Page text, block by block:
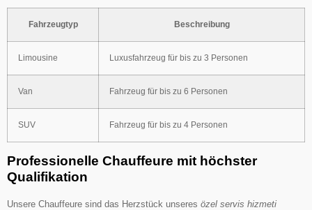
Fahrzeugtyp Beschreibung
Limousine Luxusfahrzeug für bis zu 3 Personen
Van Fahrzeug für bis zu 6 Personen
SUV Fahrzeug für bis zu 4 Personen
Professionelle Chauffeure mit höchster
Qualifikation
Unsere Chauffeure sind das Herzstück unseres özel servis hizmeti